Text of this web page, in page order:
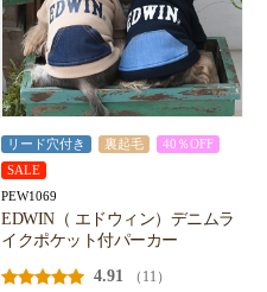
リード穴付き 裏起毛
40％OFF
SALE
PEW1069
EDWIN（ エドウィン）デニムラ
イクポケット付パーカー
4.91
（11）